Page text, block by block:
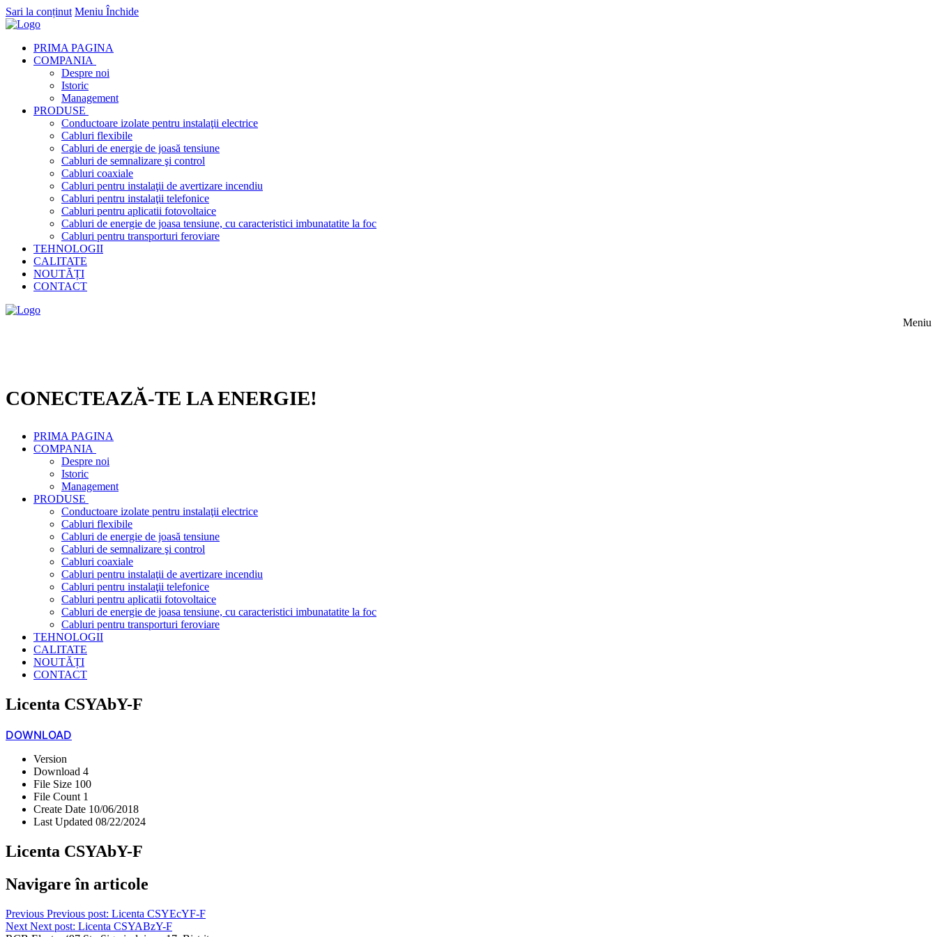
Sari la conținut Meniu Închide
PRIMA PAGINA
COMPANIA
Despre noi
Istoric
Management
PRODUSE
Conductoare izolate pentru instalaţii electrice
Cabluri flexibile
Cabluri de energie de joasă tensiune
Cabluri de semnalizare şi control
Cabluri coaxiale
Cabluri pentru instalaţii de avertizare incendiu
Cabluri pentru instalaţii telefonice
Cabluri pentru aplicatii fotovoltaice
Cabluri de energie de joasa tensiune, cu caracteristici imbunatatite la foc
Cabluri pentru transporturi feroviare
TEHNOLOGII
CALITATE
NOUTĂȚI
CONTACT
Meniu
CONECTEAZĂ-TE LA ENERGIE!
PRIMA PAGINA
COMPANIA
Despre noi
Istoric
Management
PRODUSE
Conductoare izolate pentru instalaţii electrice
Cabluri flexibile
Cabluri de energie de joasă tensiune
Cabluri de semnalizare şi control
Cabluri coaxiale
Cabluri pentru instalaţii de avertizare incendiu
Cabluri pentru instalaţii telefonice
Cabluri pentru aplicatii fotovoltaice
Cabluri de energie de joasa tensiune, cu caracteristici imbunatatite la foc
Cabluri pentru transporturi feroviare
TEHNOLOGII
CALITATE
NOUTĂȚI
CONTACT
Licenta CSYAbY-F
DOWNLOAD
Version
Download 4
File Size 100
File Count 1
Create Date 10/06/2018
Last Updated 08/22/2024
Licenta CSYAbY-F
Navigare în articole
Previous Previous post: Licenta CSYEcYF-F
Next Next post: Licenta CSYABzY-F